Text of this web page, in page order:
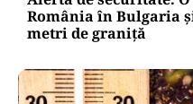
România în Bulgaria
metri de graniţă